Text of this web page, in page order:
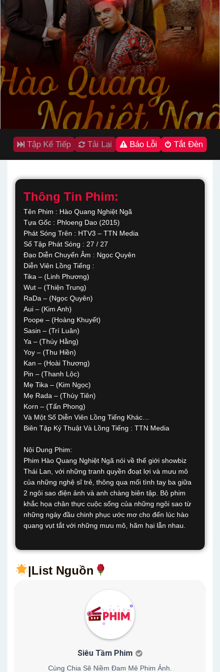
Tập Kế Tiếp Tải Lại Báo Lỗi Tắt Đèn
Thông Tin Phim:
Tên Phim : Hào Quang Nghiệt Ngã
Tựa Gốc : Phloeng Dao (2015)
Phát Sóng Trên : HTV3 – TTN Media
Số Tập Phát Sóng : 27 / 27
Đạo Diễn Chuyển Âm : Ngọc Quyên
Diễn Viên Lồng Tiếng :
Tika – (Linh Phương)
Wut – (Thiện Trung)
RaDa – (Ngọc Quyên)
Aui – (Kim Anh)
Poope – (Hoàng Khuyết)
Sasin – (Trí Luân)
Ya – (Thúy Hằng)
Yoy – (Thu Hiền)
Kan – (Hoài Thương)
Pin – (Thanh Lộc)
Mẹ Tika – (Kim Ngọc)
Mẹ Rada – (Thùy Tiên)
Korn – (Tấn Phong)
Và Một Số Diễn Viên Lồng Tiếng Khác…
Biên Tập Kỷ Thuật Và Lồng Tiếng : TTN Media
Nội Dung Phim:
Phim Hào Quang Nghiệt Ngã nói về thế giới showbiz
Thái Lan, với những tranh quyền đoạt lợi và mưu mô
của những nghệ sĩ trẻ, thông qua mối tình tay ba giữa
2 ngôi sao điện ảnh và anh chàng biên tập. Bộ phim
khắc họa chân thực cuộc sống của những ngôi sao từ
những ngày đầu chinh phục ước mơ cho đến lúc hào
quang vụt tắt với những mưu mô, hãm hại lẫn nhau.
|List Nguồn
Siêu Tầm Phim
Cùng Chia Sẽ Niềm Đam Mê Phim Ảnh.